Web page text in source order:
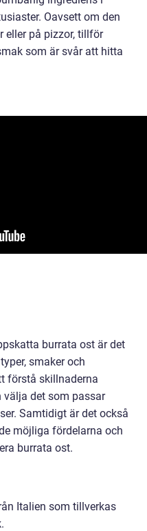
Oavsett om den
eller på pizzor, tillför
som är svår att hitta
burrata ost är det
smaker och
förstå skillnaderna
det som passar
Samtidigt är det också
möjliga fördelarna och
burrata ost.
Italien som tillverkas